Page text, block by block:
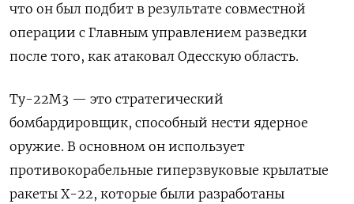
что он был подбит в результате совместной
операции с Главным управлением разведки
после того, как атаковал Одесскую область.
Ту-22М3 — это стратегический
бомбардировщик, способный нести ядерное
оружие. В основном он использует
противокорабельные гиперзвуковые крылатые
ракеты Х-22, которые были разработаны